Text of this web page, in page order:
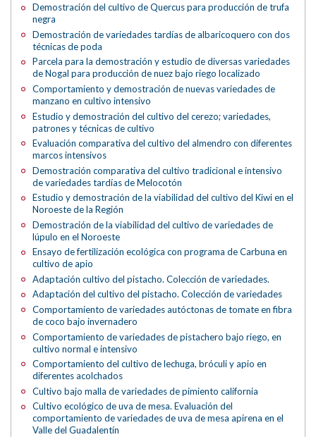
Demostración del cultivo de Quercus para producción de trufa
negra
Demostración de variedades tardías de albaricoquero con dos
técnicas de poda
Parcela para la demostración y estudio de diversas variedades
de Nogal para producción de nuez bajo riego localizado
Comportamiento y demostración de nuevas variedades de
manzano en cultivo intensivo
Estudio y demostración del cultivo del cerezo; variedades,
patrones y técnicas de cultivo
Evaluación comparativa del cultivo del almendro con diferentes
marcos intensivos
Demostración comparativa del cultivo tradicional e intensivo
de variedades tardías de Melocotón
Estudio y demostración de la viabilidad del cultivo del Kiwi en el
Noroeste de la Región
Demostración de la viabilidad del cultivo de variedades de
lúpulo en el Noroeste
Ensayo de fertilización ecológica con programa de Carbuna en
cultivo de apio
Adaptación cultivo del pistacho. Colección de variedades.
Adaptación del cultivo del pistacho. Colección de variedades
Comportamiento de variedades autóctonas de tomate en fibra
de coco bajo invernadero
Comportamiento de variedades de pistachero bajo riego, en
cultivo normal e intensivo
Comportamiento del cultivo de lechuga, bróculi y apio en
diferentes acolchados
Cultivo bajo malla de variedades de pimiento california
Cultivo ecológico de uva de mesa. Evaluación del
comportamiento de variedades de uva de mesa apirena en el
Valle del Guadalentín